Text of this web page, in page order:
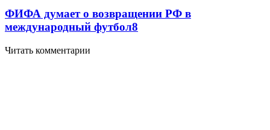
ФИФА думает о возвращении РФ в
международный футбол8
Читать комментарии